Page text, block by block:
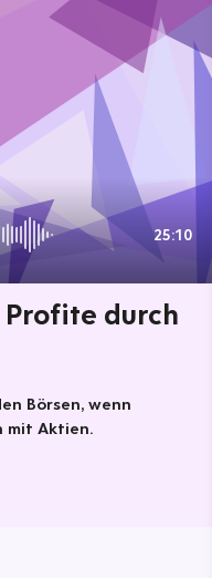
25:10
Profite durch
Börsen, wenn
mit Aktien.